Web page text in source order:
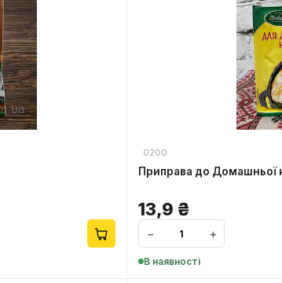
0200
Приправа до Домашньої
13,9 ₴
− +
В наявності